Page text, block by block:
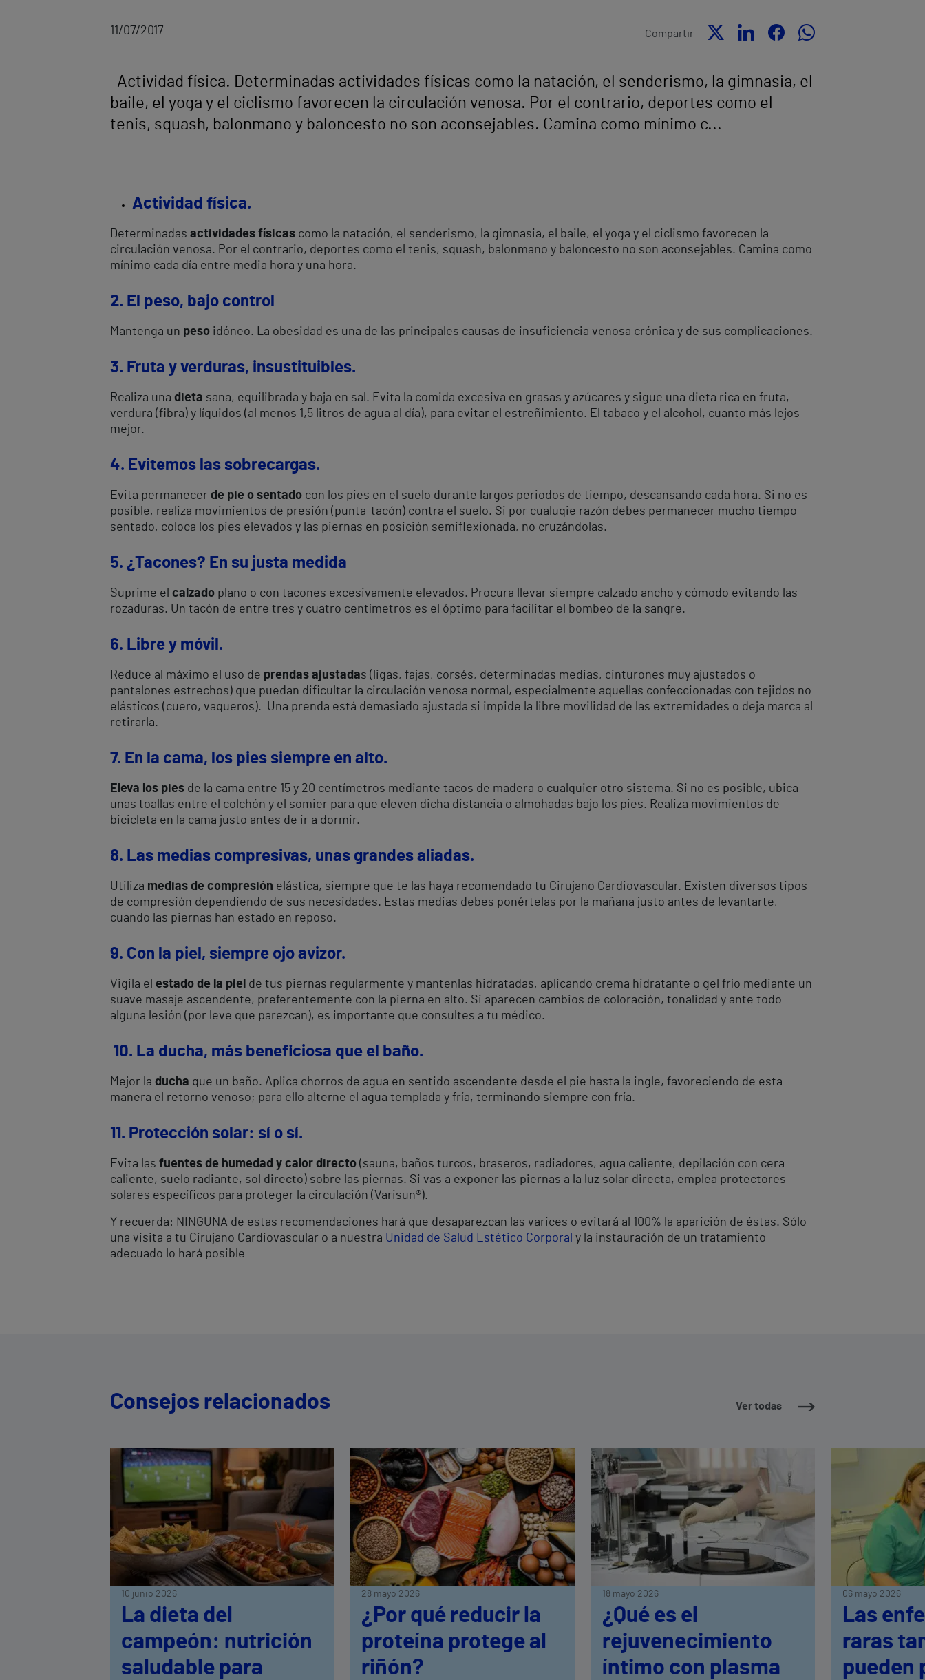
11/07/2017 Compartir
Actividad física. Determinadas actividades físicas como la natación, el senderismo, la gimnasia, el
baile, el yoga y el ciclismo favorecen la circulación venosa. Por el contrario, deportes como el
tenis, squash, balonmano y baloncesto no son aconsejables. Camina como mínimo c...
Actividad física.
Determinadas actividades físicas como la natación, el senderismo, la gimnasia, el baile, el yoga y el ciclismo favorecen la
circulación venosa. Por el contrario, deportes como el tenis, squash, balonmano y baloncesto no son aconsejables. Camina como
mínimo cada día entre media hora y una hora.
2. El peso, bajo control
Mantenga un peso idóneo. La obesidad es una de las principales causas de insuficiencia venosa crónica y de sus complicaciones.
3. Fruta y verduras, insustituibles.
Realiza una dieta sana, equilibrada y baja en sal. Evita la comida excesiva en grasas y azúcares y sigue una dieta rica en fruta,
verdura (fibra) y líquidos (al menos 1,5 litros de agua al día), para evitar el estreñimiento. El tabaco y el alcohol, cuanto más lejos
mejor.
4. Evitemos las sobrecargas.
Evita permanecer de pie o sentado con los pies en el suelo durante largos periodos de tiempo, descansando cada hora. Si no es
posible, realiza movimientos de presión (punta-tacón) contra el suelo. Si por cualuqie razón debes permanecer mucho tiempo
sentado, coloca los pies elevados y las piernas en posición semiflexionada, no cruzándolas.
5. ¿Tacones? En su justa medida
Suprime el calzado plano o con tacones excesivamente elevados. Procura llevar siempre calzado ancho y cómodo evitando las
rozaduras. Un tacón de entre tres y cuatro centímetros es el óptimo para facilitar el bombeo de la sangre.
6. Libre y móvil.
Reduce al máximo el uso de prendas ajustadas (ligas, fajas, corsés, determinadas medias, cinturones muy ajustados o
pantalones estrechos) que puedan dificultar la circulación venosa normal, especialmente aquellas confeccionadas con tejidos no
elásticos (cuero, vaqueros). Una prenda está demasiado ajustada si impide la libre movilidad de las extremidades o deja marca al
retirarla.
7. En la cama, los pies siempre en alto.
Eleva los pies de la cama entre 15 y 20 centímetros mediante tacos de madera o cualquier otro sistema. Si no es posible, ubica
unas toallas entre el colchón y el somier para que eleven dicha distancia o almohadas bajo los pies. Realiza movimientos de
bicicleta en la cama justo antes de ir a dormir.
8. Las medias compresivas, unas grandes aliadas.
Utiliza medias de compresión elástica, siempre que te las haya recomendado tu Cirujano Cardiovascular. Existen diversos tipos
de compresión dependiendo de sus necesidades. Estas medias debes ponértelas por la mañana justo antes de levantarte,
cuando las piernas han estado en reposo.
9. Con la piel, siempre ojo avizor.
Vigila el estado de la piel de tus piernas regularmente y mantenlas hidratadas, aplicando crema hidratante o gel frío mediante un
suave masaje ascendente, preferentemente con la pierna en alto. Si aparecen cambios de coloración, tonalidad y ante todo
alguna lesión (por leve que parezcan), es importante que consultes a tu médico.
10. La ducha, más beneficiosa que el baño.
Mejor la ducha que un baño. Aplica chorros de agua en sentido ascendente desde el pie hasta la ingle, favoreciendo de esta
manera el retorno venoso; para ello alterne el agua templada y fría, terminando siempre con fría.
11. Protección solar: sí o sí.
Evita las fuentes de humedad y calor directo (sauna, baños turcos, braseros, radiadores, agua caliente, depilación con cera
caliente, suelo radiante, sol directo) sobre las piernas. Si vas a exponer las piernas a la luz solar directa, emplea protectores
solares específicos para proteger la circulación (Varisun®).
Y recuerda: NINGUNA de estas recomendaciones hará que desaparezcan las varices o evitará al 100% la aparición de éstas. Sólo
una visita a tu Cirujano Cardiovascular o a nuestra Unidad de Salud Estético Corporal y la instauración de un tratamiento
adecuado lo hará posible
Consejos relacionados Ver todas
10 junio 2026
La dieta del
campeón: nutrición
saludable para
28 mayo 2026
¿Por qué reducir la
proteína protege al
riñón?
18 mayo 2026
¿Qué es el
rejuvenecimiento
íntimo con plasma
06 mayo 2026
Las
raras
pueden